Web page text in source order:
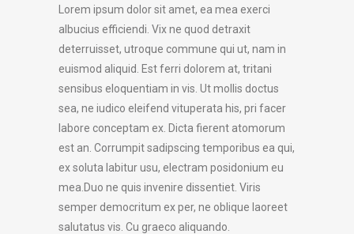
Lorem ipsum dolor sit amet, ea mea exerci
albucius efficiendi. Vix ne quod detraxit
deterruisset, utroque commune qui ut, nam in
euismod aliquid. Est ferri dolorem at, tritani
sensibus eloquentiam in vis. Ut mollis doctus
sea, ne iudico eleifend vituperata his, pri facer
labore conceptam ex. Dicta fierent atomorum
est an. Corrumpit sadipscing temporibus ea qui,
ex soluta labitur usu, electram posidonium eu
mea.Duo ne quis invenire dissentiet. Viris
semper democritum ex per, ne oblique laoreet
salutatus vis. Cu graeco aliquando.